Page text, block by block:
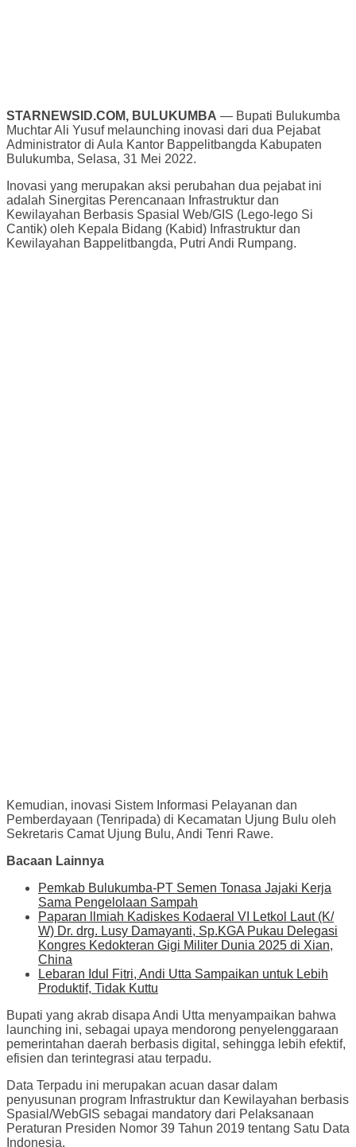
STARNEWSID.COM, BULUKUMBA — Bupati Bulukumba
Muchtar Ali Yusuf melaunching inovasi dari dua Pejabat
Administrator di Aula Kantor Bappelitbangda Kabupaten
Bulukumba, Selasa, 31 Mei 2022.
Inovasi yang merupakan aksi perubahan dua pejabat ini
adalah Sinergitas Perencanaan Infrastruktur dan
Kewilayahan Berbasis Spasial Web/GIS (Lego-lego Si
Cantik) oleh Kepala Bidang (Kabid) Infrastruktur dan
Kewilayahan Bappelitbangda, Putri Andi Rumpang.
Kemudian, inovasi Sistem Informasi Pelayanan dan
Pemberdayaan (Tenripada) di Kecamatan Ujung Bulu oleh
Sekretaris Camat Ujung Bulu, Andi Tenri Rawe.
Bacaan Lainnya
Pemkab Bulukumba-PT Semen Tonasa Jajaki Kerja
Sama Pengelolaan Sampah
Paparan llmiah Kadiskes Kodaeral VI Letkol Laut (K/
W) Dr. drg. Lusy Damayanti, Sp.KGA Pukau Delegasi
Kongres Kedokteran Gigi Militer Dunia 2025 di Xian,
China
Lebaran Idul Fitri, Andi Utta Sampaikan untuk Lebih
Produktif, Tidak Kuttu
Bupati yang akrab disapa Andi Utta menyampaikan bahwa
launching ini, sebagai upaya mendorong penyelenggaraan
pemerintahan daerah berbasis digital, sehingga lebih efektif,
efisien dan terintegrasi atau terpadu.
Data Terpadu ini merupakan acuan dasar dalam
penyusunan program Infrastruktur dan Kewilayahan berbasis
Spasial/WebGIS sebagai mandatory dari Pelaksanaan
Peraturan Presiden Nomor 39 Tahun 2019 tentang Satu Data
Indonesia.